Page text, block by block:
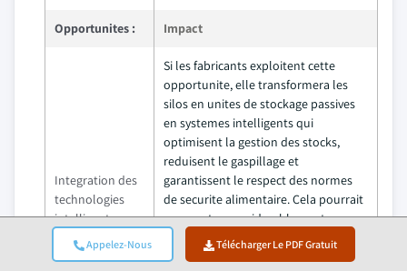
Appelez-Nous Télécharger Le PDF Gratuit
Opportunites : Impact
Integration des
technologies
intelligentes
Si les fabricants exploitent cette
opportunite, elle transformera les
silos en unites de stockage passives
en systemes intelligents qui
optimisent la gestion des stocks,
reduisent le gaspillage et
garantissent le respect des normes
de securite alimentaire. Cela pourrait
augmenter considerablement
l'adoption parmi les grandes
entreprises agricoles et de